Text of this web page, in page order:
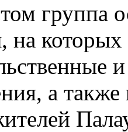
группа
на
а также